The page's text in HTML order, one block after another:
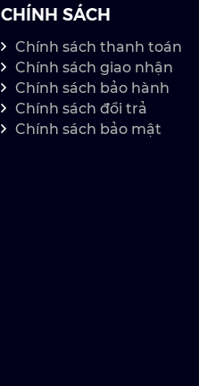
CHÍNH SÁCH
Chính sách thanh toán
Chính sách giao nhận
Chính sách bảo hành
Chính sách đổi trả
Chính sách bảo mật